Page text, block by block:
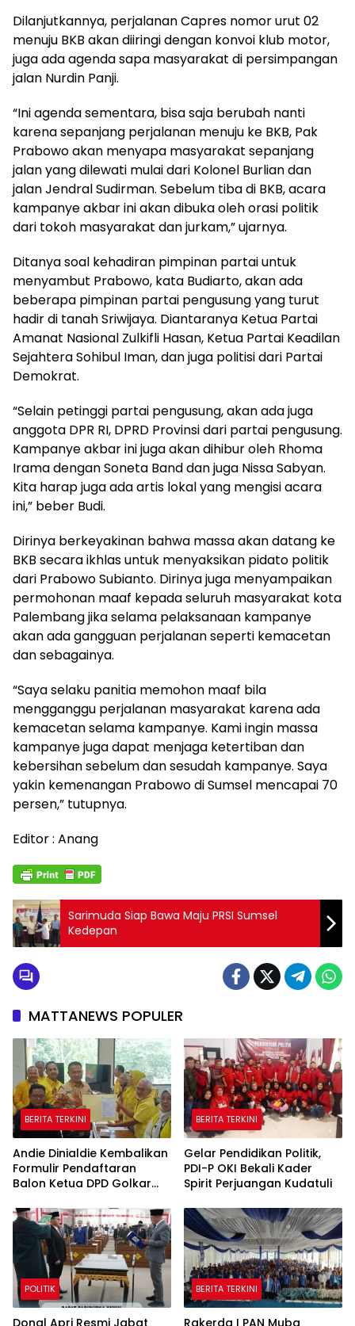
Dilanjutkannya, perjalanan Capres nomor urut 02
menuju BKB akan diiringi dengan konvoi klub motor,
juga ada agenda sapa masyarakat di persimpangan
jalan Nurdin Panji.
“Ini agenda sementara, bisa saja berubah nanti
karena sepanjang perjalanan menuju ke BKB, Pak
Prabowo akan menyapa masyarakat sepanjang
jalan yang dilewati mulai dari Kolonel Burlian dan
jalan Jendral Sudirman. Sebelum tiba di BKB, acara
kampanye akbar ini akan dibuka oleh orasi politik
dari tokoh masyarakat dan jurkam,” ujarnya.
Ditanya soal kehadiran pimpinan partai untuk
menyambut Prabowo, kata Budiarto, akan ada
beberapa pimpinan partai pengusung yang turut
hadir di tanah Sriwijaya. Diantaranya Ketua Partai
Amanat Nasional Zulkifli Hasan, Ketua Partai Keadilan
Sejahtera Sohibul Iman, dan juga politisi dari Partai
Demokrat.
“Selain petinggi partai pengusung, akan ada juga
anggota DPR RI, DPRD Provinsi dari partai pengusung.
Kampanye akbar ini juga akan dihibur oleh Rhoma
Irama dengan Soneta Band dan juga Nissa Sabyan.
Kita harap juga ada artis lokal yang mengisi acara
ini,” beber Budi.
Dirinya berkeyakinan bahwa massa akan datang ke
BKB secara ikhlas untuk menyaksikan pidato politik
dari Prabowo Subianto. Dirinya juga menyampaikan
permohonan maaf kepada seluruh masyarakat kota
Palembang jika selama pelaksanaan kampanye
akan ada gangguan perjalanan seperti kemacetan
dan sebagainya.
“Saya selaku panitia memohon maaf bila
mengganggu perjalanan masyarakat karena ada
kemacetan selama kampanye. Kami ingin massa
kampanye juga dapat menjaga ketertiban dan
kebersihan sebelum dan sesudah kampanye. Saya
yakin kemenangan Prabowo di Sumsel mencapai 70
persen,” tutupnya.
Editor : Anang
Sarimuda Siap Bawa Maju PRSI Sumsel
Kedepan
MATTANEWS POPULER
BERITA TERKINI
Andie Dinialdie Kembalikan
Formulir Pendaftaran
Balon Ketua DPD Golkar
BERITA TERKINI
Gelar Pendidikan Politik,
PDI-P OKI Bekali Kader
Spirit Perjuangan Kudatuli
POLITIK
Donal Apri Resmi Jabat
BERITA TERKINI
Rakerda I PAN Muba